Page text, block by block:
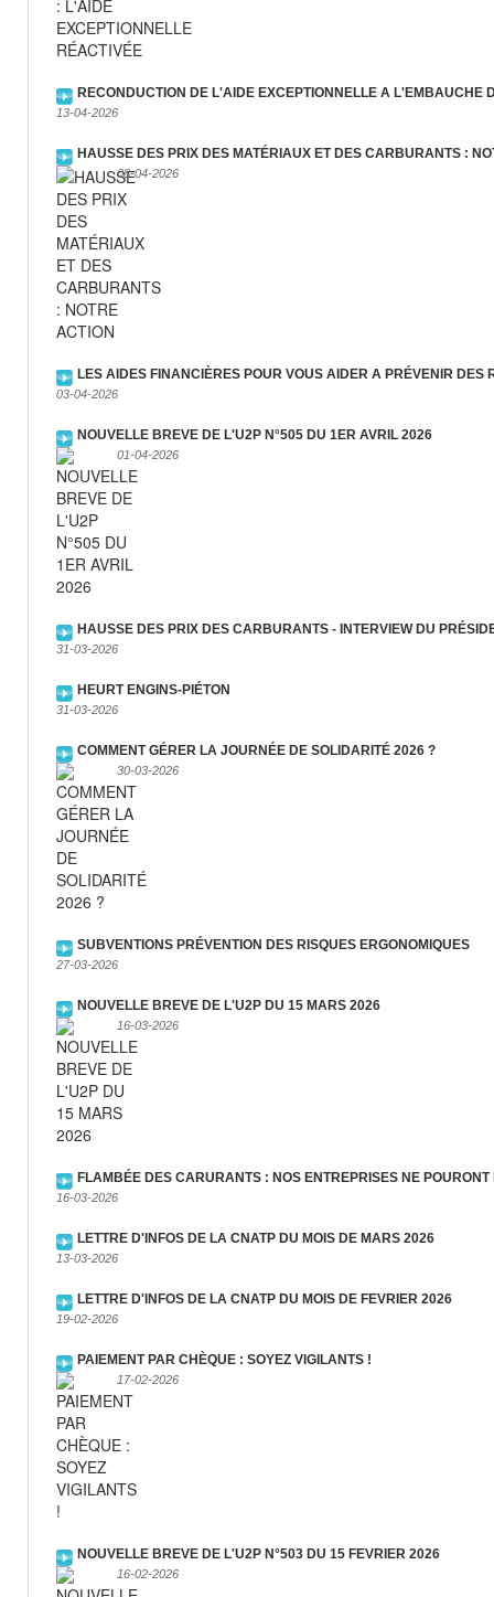
RECONDUCTION DE L'AIDE EXCEPTIONNELLE A L'EMBAUCHE
13-04-2026
HAUSSE DES PRIX DES MATÉRIAUX ET DES CARBURANTS :
08-04-2026
LES AIDES FINANCIÈRES POUR VOUS AIDER A PRÉVENIR DES
03-04-2026
NOUVELLE BREVE DE L'U2P N°505 DU 1ER AVRIL 2026
01-04-2026
HAUSSE DES PRIX DES CARBURANTS - INTERVIEW DU
31-03-2026
HEURT ENGINS-PIÉTON
31-03-2026
COMMENT GÉRER LA JOURNÉE DE SOLIDARITÉ 2026 ?
30-03-2026
SUBVENTIONS PRÉVENTION DES RISQUES ERGONOMIQUES
27-03-2026
NOUVELLE BREVE DE L'U2P DU 15 MARS 2026
16-03-2026
FLAMBÉE DES CARURANTS : NOS ENTREPRISES NE POURONT
16-03-2026
LETTRE D'INFOS DE LA CNATP DU MOIS DE MARS 2026
13-03-2026
LETTRE D'INFOS DE LA CNATP DU MOIS DE FEVRIER 2026
19-02-2026
PAIEMENT PAR CHÈQUE : SOYEZ VIGILANTS !
17-02-2026
NOUVELLE BREVE DE L'U2P N°503 DU 15 FEVRIER 2026
16-02-2026